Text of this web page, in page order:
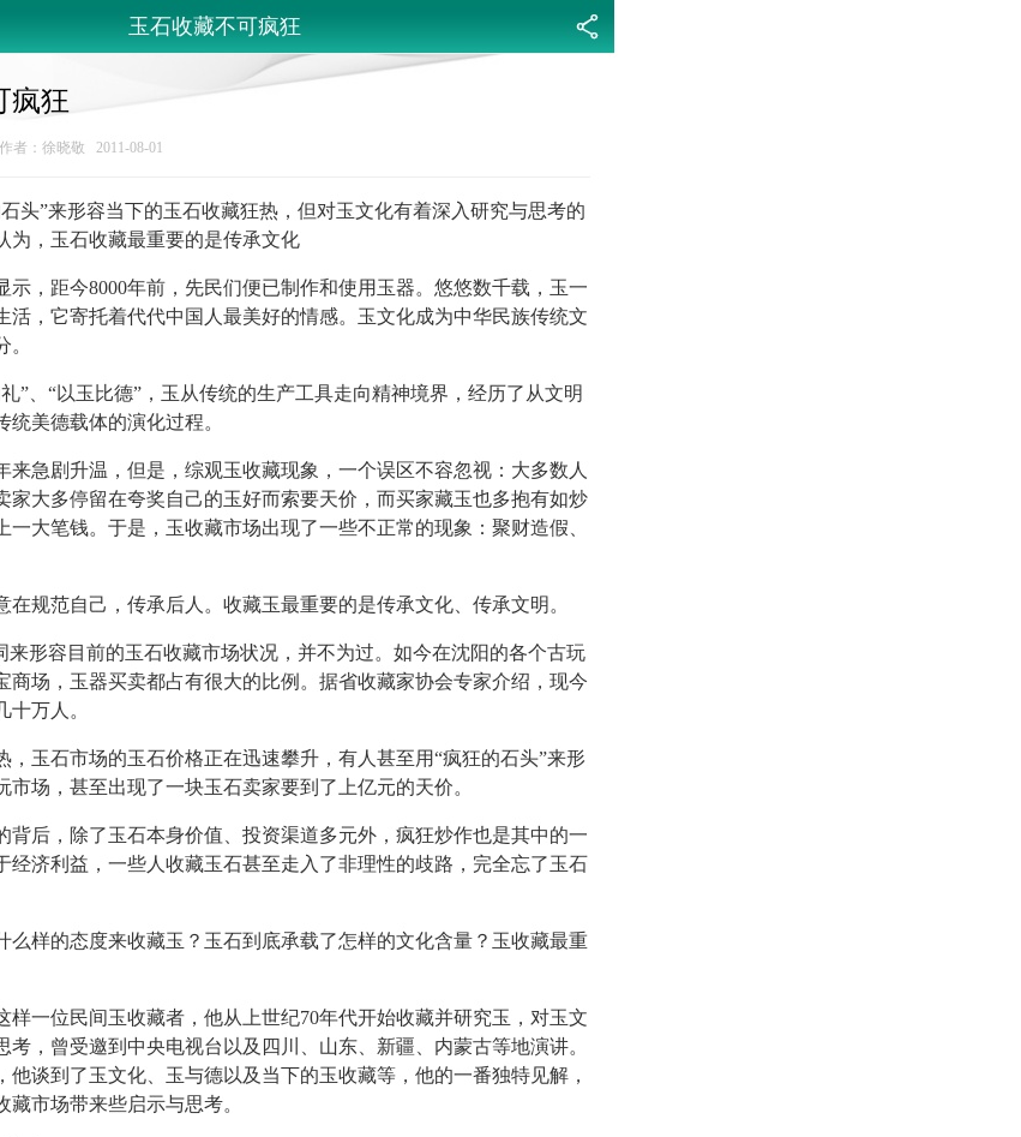
玉石收藏不可疯狂
疯狂
者：徐晓敬 2011-08-01
”来形容当下的玉石收藏狂热，但对玉文化有着深入研究与思考的
为，玉石收藏最重要的是传承文化
距今8000年前，先民们便已制作和使用玉器。悠悠数千载，玉一
活，它寄托着代代中国人最美好的情感。玉文化成为中华民族传统文
“以玉比德”，玉从传统的生产工具走向精神境界，经历了从文明
统美德载体的演化过程。
剧升温，但是，综观玉收藏现象，一个误区不容忽视：大多数人
家大多停留在夸奖自己的玉好而索要天价，而买家藏玉也多抱有如炒
一大笔钱。于是，玉收藏市场出现了一些不正常的现象：聚财造假、
范自己，传承后人。收藏玉最重要的是传承文化、传承文明。
形容目前的玉石收藏市场状况，并不为过。如今在沈阳的各个古玩
商场，玉器买卖都占有很大的比例。据省收藏家协会专家介绍，现今
十万人。
玉石市场的玉石价格正在迅速攀升，有人甚至用“疯狂的石头”来形
市场，甚至出现了一块玉石卖家要到了上亿元的天价。
后，除了玉石本身价值、投资渠道多元外，疯狂炒作也是其中的一
经济利益，一些人收藏玉石甚至走入了非理性的歧路，完全忘了玉石
样的态度来收藏玉？玉石到底承载了怎样的文化含量？玉收藏最重
一位民间玉收藏者，他从上世纪70年代开始收藏并研究玉，对玉文
考，曾受邀到中央电视台以及四川、山东、新疆、内蒙古等地演讲。
他谈到了玉文化、玉与德以及当下的玉收藏等，他的一番独特见解，
藏市场带来些启示与思考。